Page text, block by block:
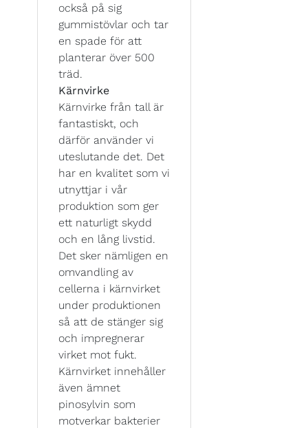
också på sig
gummistövlar och tar
en spade för att
planterar över 500
träd.
Kärnvirke
Kärnvirke från tall är
fantastiskt, och
därför använder vi
uteslutande det. Det
har en kvalitet som vi
utnyttjar i vår
produktion som ger
ett naturligt skydd
och en lång livstid.
Det sker nämligen en
omvandling av
cellerna i kärnvirket
under produktionen
så att de stänger sig
och impregnerar
virket mot fukt.
Kärnvirket innehåller
även ämnet
pinosylvin som
motverkar bakterier